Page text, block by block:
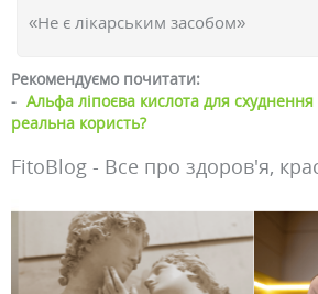
«Не є лікарським засобом»
Рекомендуємо почитати:
- Альфа ліпоєва кислота для схуднення
реальна користь?
FitoBlog - Все про здоров'я,